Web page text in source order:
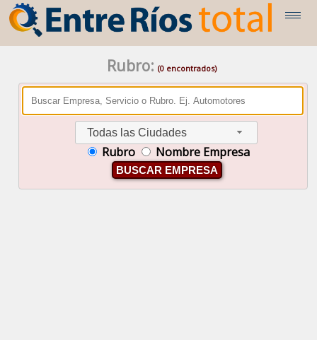
Rubro: (0 encontrados)
Todas las Ciudades
Rubro Nombre Empresa
BUSCAR EMPRESA